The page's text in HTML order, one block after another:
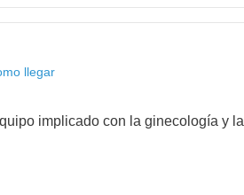
llegar
implicado con la ginecología y la